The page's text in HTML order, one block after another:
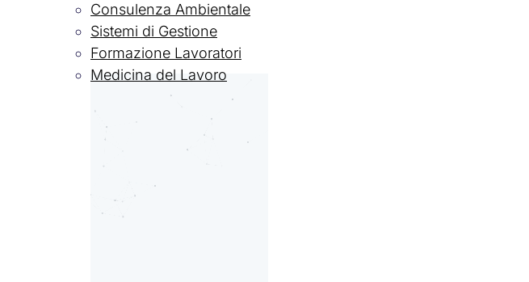
Consulenza Ambientale
Sistemi di Gestione
Formazione Lavoratori
Medicina del Lavoro